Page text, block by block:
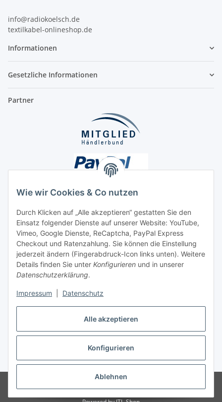
Alle akzeptieren
Konfigurieren
Ablehnen
Wie wir Cookies & Co nutzen
Durch Klicken auf „Alle akzeptieren“ gestatten Sie den
Einsatz folgender Dienste auf unserer Website: YouTube,
Vimeo, Google Dienste, ReCaptcha, PayPal Express
Checkout und Ratenzahlung. Sie können die Einstellung
jederzeit ändern (Fingerabdruck-Icon links unten). Weitere
Details finden Sie unter Konfigurieren und in unserer
Datenschutzerklärung.
Impressum Datenschutz
info@radiokoelsch.de
textilkabel-onlineshop.de
Informationen
Gesetzliche Informationen
Partner
Unsere Seiten
Social Media
Vertrag widerrufen
* Alle Preise inkl. gesetzlicher USt., ** siehe Lieferbedingungen, zzgl.
Versand